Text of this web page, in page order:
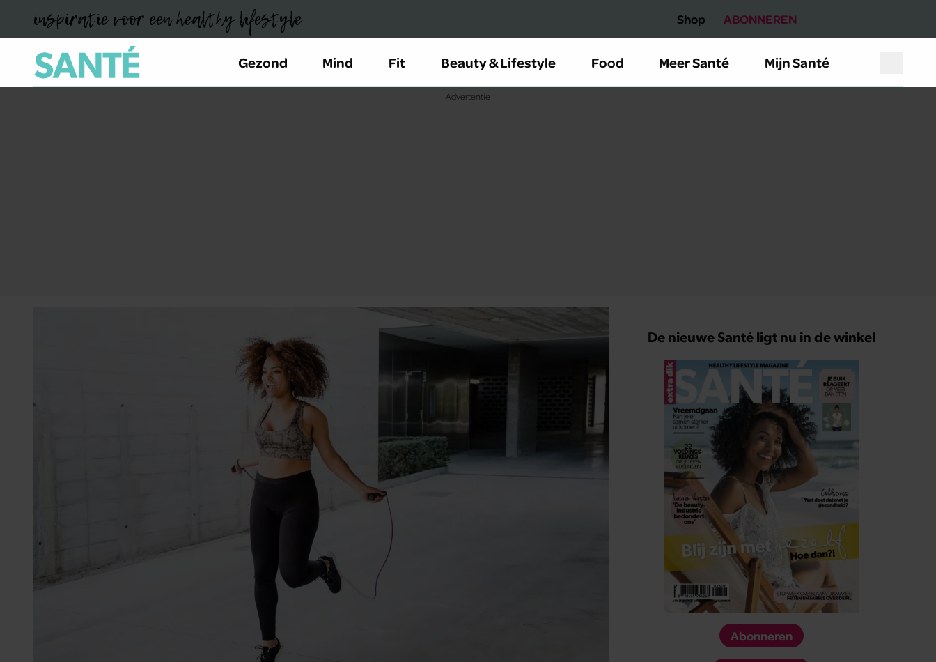
inspiratie voor een healthy lifestyle Shop ABONNEREN
Gezond Mind Fit Beauty & Lifestyle Food Meer Santé Mijn Santé
De nieuwe Santé ligt nu in de winkel
Abonneren